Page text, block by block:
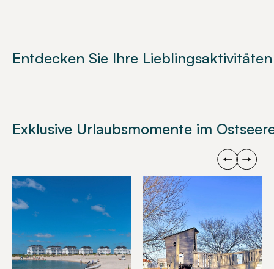
Entdecken Sie Ihre Lieblingsaktivitäten
Exklusive Urlaubsmomente im